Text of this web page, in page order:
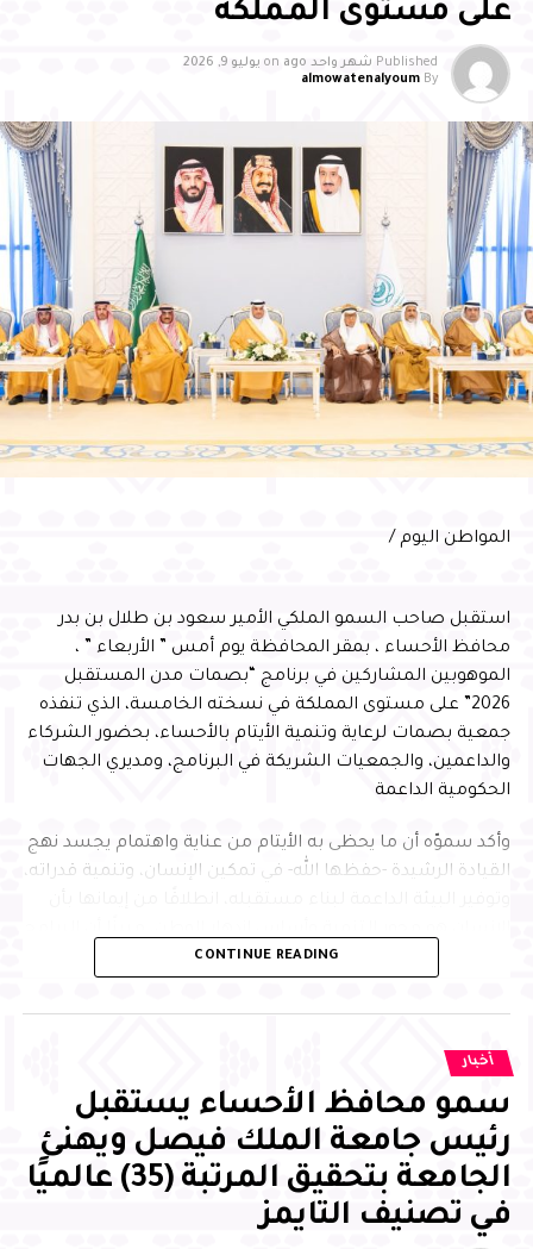
الهيئة العامة للطيران المدني ضمن فئة المطارات التي تخدم
مقارنة بعام 2024، وتصدر برنامج تقييم جودة مرافق وخدمات
وأشاد سمو محافظ الأحساء بالدعم الكبير الذي توليه القيادة
الرشيدة -حفظها الله- لقطاع الطيران والمطارات، مؤكدًا أن هذا
الدعم أسهم في تطوير البنية التحتية ورفع كفاءة الخدمات ، بما
انعكس على أداء مطارات الدمام، ومن بينها مطار الأحساء
الدولي، مثمنًا جهود شركة مطارات الدمام في تطوير مطار
الأحساء الدولي، والارتقاء بجودة خدماته، وتوسيع شبكة
الرحلات، وتحسين تجربة المسافرين، مؤكدًا أهمية مواصلة
العمل بما يواكب مستهدفات رؤية السعودية 2030، ويعزز
مكانة الأحساء وجهةً اقتصاديةً وسياحيةً ولوجستيةً واعدةً
وعبّر المهندس الحسني عن شكره لسمو محافظ الأحساء على
دعمه واهتمامه المستمر بتطوير منظومة النقل الجوي
التشغيل، بما يسهم في الارتقاء بتجربة المسافرين، وتقديم
على مستوى المملكة
Published شهر واحد ago on يوليو 9, 2026
By
almowatenalyoum
المواطن اليوم /
استقبل صاحب السمو الملكي الأمير سعود بن طلال بن بدر
محافظ الأحساء ، بمقر المحافظة يوم أمس ” الأربعاء ” ،
الموهوبين المشاركين في برنامج “بصمات مدن المستقبل
2026” على مستوى المملكة في نسخته الخامسة، الذي تنفذه
جمعية بصمات لرعاية وتنمية الأيتام بالأحساء، بحضور الشركاء
والداعمين، والجمعيات الشريكة في البرنامج، ومديري الجهات
الحكومية الداعمة
وأكد سموّه أن ما يحظى به الأيتام من عناية واهتمام يجسد نهج
القيادة الرشيدة -حفظها الله- في تمكين الإنسان، وتنمية قدراته،
النوعية التي تجمع التعليم والابتكار وبناء الشخصية تسهم في
الإسهام بفاعلية في مسيرة التنمية، وتحقيق مستهدفات رؤية
CONTINUE READING
أخبار
سمو محافظ الأحساء يستقبل
رئيس جامعة الملك فيصل ويهنئ
الجامعة بتحقيق المرتبة (35) عالميًا
في تصنيف التايمز